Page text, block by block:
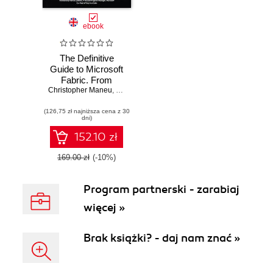
ebook
The Definitive
Guide to Microsoft
Fabric. From
discovery to
secure, and
scalable data
platform
Christopher Maneu, Emilie Beau
(126,75 zł najniższa cena z 30
dni)
152.10 zł
169.00 zł (-10%)
Program partnerski - zarabiaj
więcej »
Brak książki? - daj nam znać »